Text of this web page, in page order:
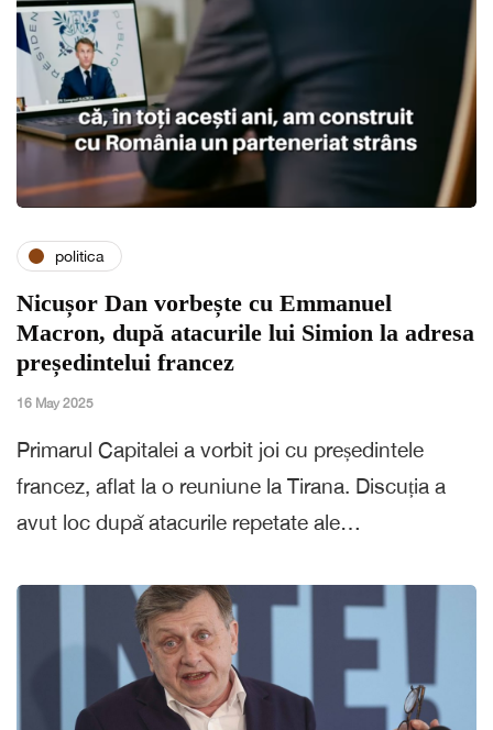
politica
Nicușor Dan vorbește cu Emmanuel
Macron, după atacurile lui Simion la adresa
președintelui francez
16 May 2025
Primarul Capitalei a vorbit joi cu președintele
francez, aflat la o reuniune la Tirana. Discuția a
avut loc după atacurile repetate ale…